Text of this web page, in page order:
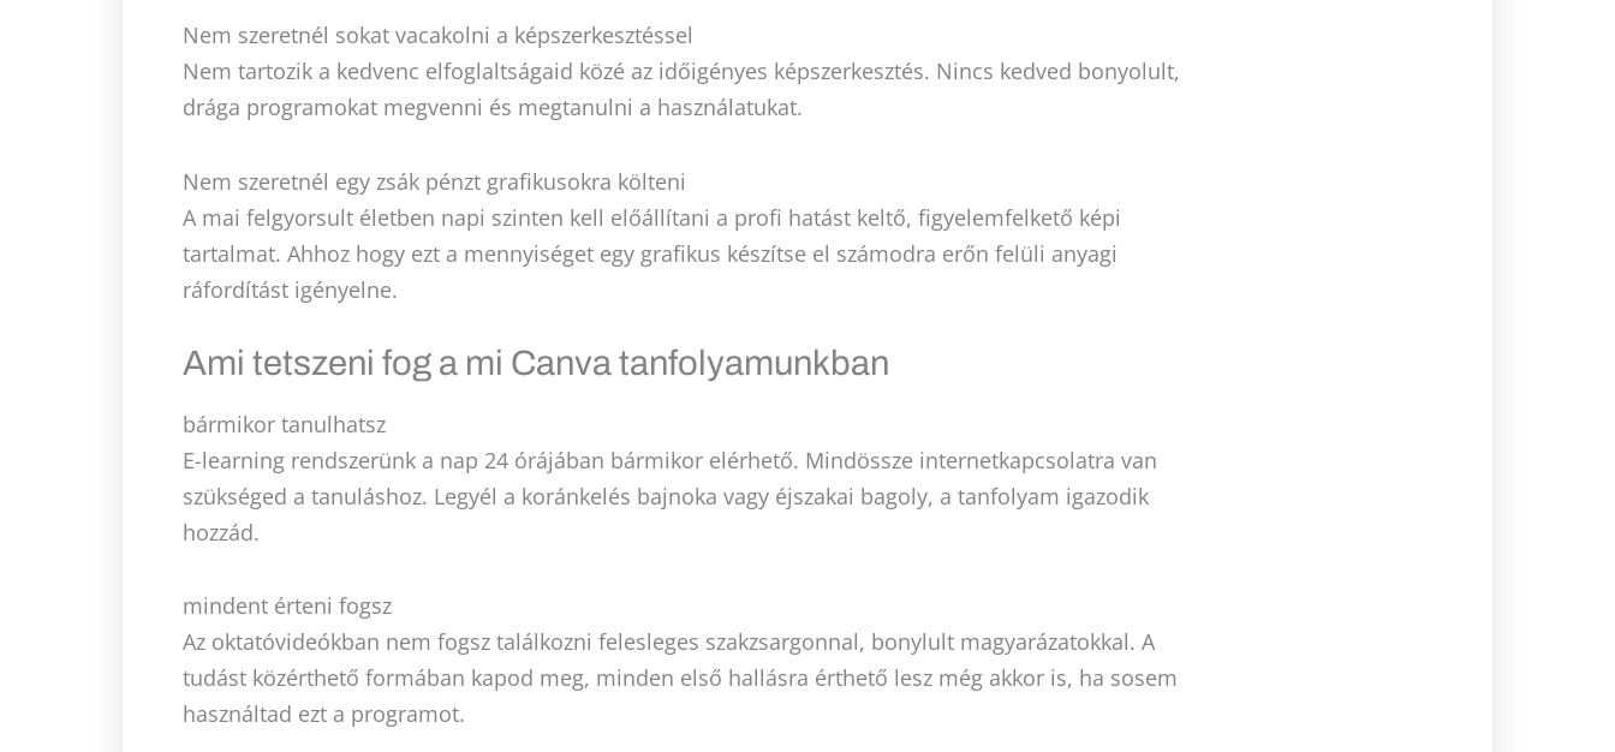
Nem szeretnél sokat vacakolni a képszerkesztéssel
Nem tartozik a kedvenc elfoglaltságaid közé az időigényes képszerkesztés. Nincs kedved bonyolult,
drága programokat megvenni és megtanulni a használatukat.
Nem szeretnél egy zsák pénzt grafikusokra költeni
A mai felgyorsult életben napi szinten kell előállítani a profi hatást keltő, figyelemfelkető képi
tartalmat. Ahhoz hogy ezt a mennyiséget egy grafikus készítse el számodra erőn felüli anyagi
ráfordítást igényelne.
Ami tetszeni fog a mi Canva tanfolyamunkban
bármikor tanulhatsz
E-learning rendszerünk a nap 24 órájában bármikor elérhető. Mindössze internetkapcsolatra van
szükséged a tanuláshoz. Legyél a koránkelés bajnoka vagy éjszakai bagoly, a tanfolyam igazodik
hozzád.
mindent érteni fogsz
Az oktatóvideókban nem fogsz találkozni felesleges szakzsargonnal, bonylult magyarázatokkal. A
tudást közérthető formában kapod meg, minden első hallásra érthető lesz még akkor is, ha sosem
használtad ezt a programot.